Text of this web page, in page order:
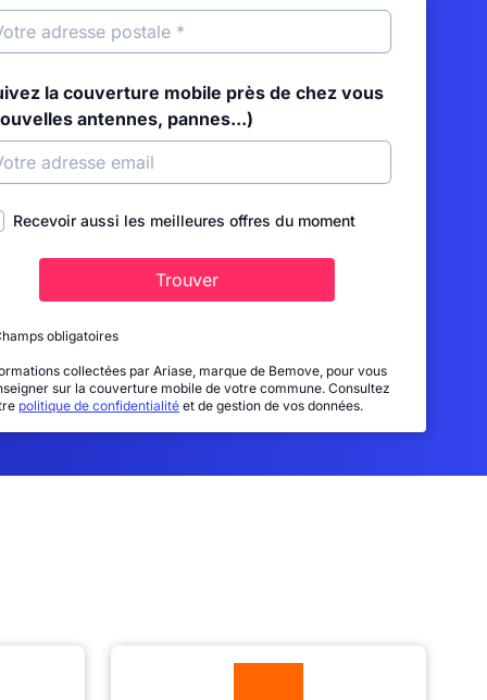
la couverture mobile près de chez vous
antennes, pannes...)
Recevoir aussi les meilleures offres du moment
Trouver
obligatoires
collectées par Ariase, marque de Bemove, pour vous
sur la couverture mobile de votre commune. Consultez
politique de confidentialité et de gestion de vos données.